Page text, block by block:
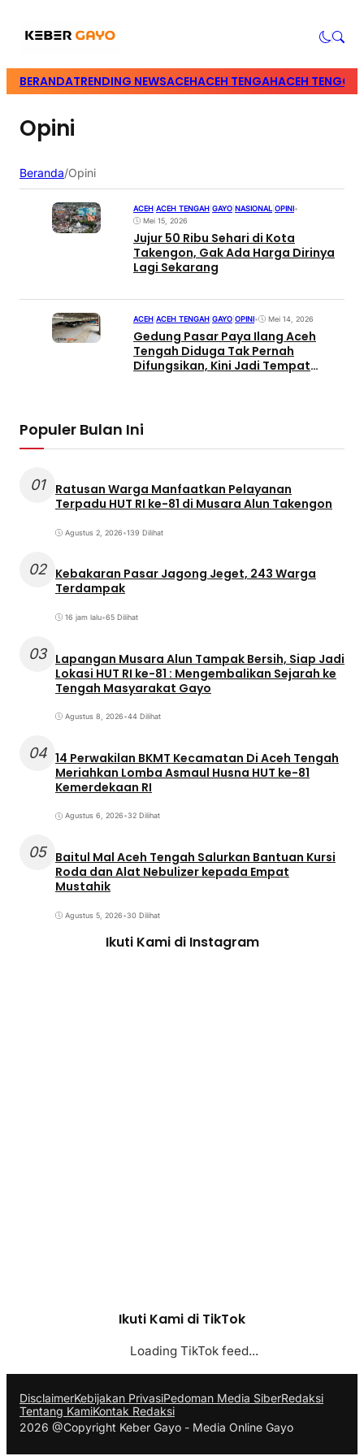
BERANDATRENDING NEWSACEHACEH TENGAHACEH
Opini
Beranda/Opini
ACEH ACEH TENGAH GAYO NASIONAL OPINI•
Mei 15, 2026
Jujur 50 Ribu Sehari di Kota
Takengon, Gak Ada Harga Dirinya
Lagi Sekarang
ACEH ACEH TENGAH GAYO OPINI• Mei 14, 2026
Gedung Pasar Paya Ilang Aceh
Tengah Diduga Tak Pernah
Difungsikan, Kini Jadi Tempat
Populer Bulan Ini
01
Ratusan Warga Manfaatkan Pelayanan
Terpadu HUT RI ke-81 di Musara Alun Takengon
Agustus 2, 2026•139 Dilihat
02 Kebakaran Pasar Jagong Jeget, 243 Warga
Terdampak
16 jam lalu•65 Dilihat
03 Lapangan Musara Alun Tampak Bersih, Siap Jadi
Lokasi HUT RI ke-81 : Mengembalikan Sejarah ke
Tengah Masyarakat Gayo
Agustus 8, 2026•44 Dilihat
04 14 Perwakilan BKMT Kecamatan Di Aceh Tengah
Meriahkan Lomba Asmaul Husna HUT ke-81
Kemerdekaan RI
Agustus 6, 2026•32 Dilihat
05 Baitul Mal Aceh Tengah Salurkan Bantuan Kursi
Roda dan Alat Nebulizer kepada Empat
Mustahik
Agustus 5, 2026•30 Dilihat
Ikuti Kami di Instagram
Ikuti Kami di TikTok
Loading TikTok feed...
DisclaimerKebijakan PrivasiPedoman Media SiberRedaksi
Tentang KamiKontak Redaksi
2026 @Copyright Keber Gayo - Media Online Gayo